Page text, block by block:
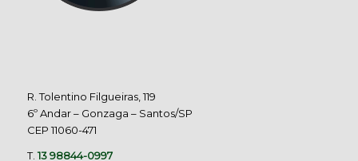
R. Tolentino Filgueiras, 119
6º Andar – Gonzaga – Santos/SP
CEP 11060-471
T.13 98844-0997